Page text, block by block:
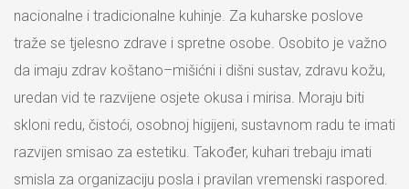
nacionalne i tradicionalne kuhinje. Za kuharske poslove
traže se tjelesno zdrave i spretne osobe. Osobito je važno
da imaju zdrav koštano–mišićni i dišni sustav, zdravu kožu,
uredan vid te razvijene osjete okusa i mirisa. Moraju biti
skloni redu, čistoći, osobnoj higijeni, sustavnom radu te imati
razvijen smisao za estetiku. Također, kuhari trebaju imati
smisla za organizaciju posla i pravilan vremenski raspored.